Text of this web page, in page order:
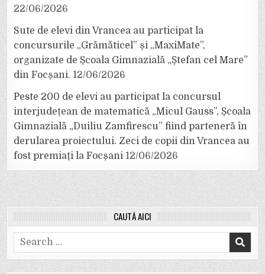
22/06/2026
Sute de elevi din Vrancea au participat la
concursurile „Grămăticel” și „MaxiMate”,
organizate de Școala Gimnazială „Ștefan cel Mare”
din Focșani. 12/06/2026
Peste 200 de elevi au participat la concursul
interjudețean de matematică „Micul Gauss”, Școala
Gimnazială „Duiliu Zamfirescu” fiind parteneră în
derularea proiectului. Zeci de copii din Vrancea au
fost premiați la Focșani 12/06/2026
CAUTĂ AICI
Search
for: